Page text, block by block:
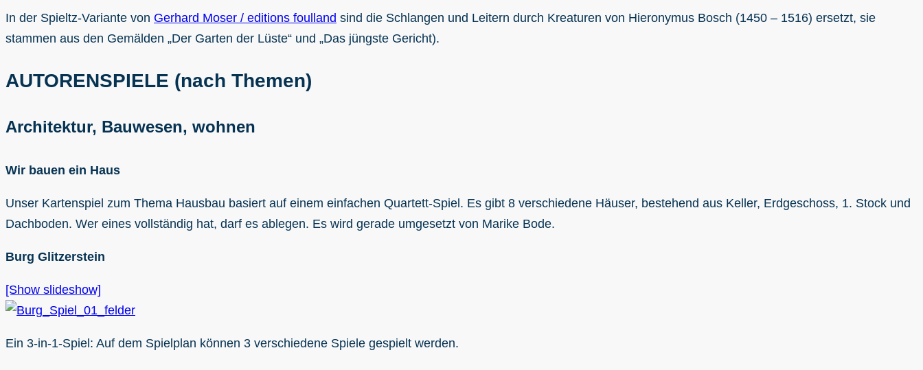
In der Spieltz-Variante von Gerhard Moser / editions foulland sind die Schlangen und Leitern durch Kreaturen von Hieronymus Bosch (1450 – 1516) ersetzt, sie
stammen aus den Gemälden „Der Garten der Lüste“ und „Das jüngste Gericht).
AUTORENSPIELE (nach Themen)
Architektur, Bauwesen, wohnen
Wir bauen ein Haus
Unser Kartenspiel zum Thema Hausbau basiert auf einem einfachen Quartett-Spiel. Es gibt 8 verschiedene Häuser, bestehend aus Keller, Erdgeschoss, 1. Stock und
Dachboden. Wer eines vollständig hat, darf es ablegen. Es wird gerade umgesetzt von Marike Bode.
Burg Glitzerstein
[Show slideshow]
Ein 3-in-1-Spiel: Auf dem Spielplan können 3 verschiedene Spiele gespielt werden.